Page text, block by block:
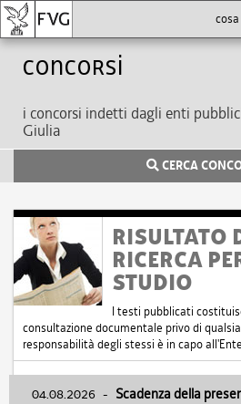
Concorsi
i concorsi indetti dagli enti
Giulia
CERCA
RISULTATO
RICERCA
STUDIO
I testi pubblicati
consultazione documentale privo di
responsabilità degli stessi è in capo
04.08.2026 - Scadenza della